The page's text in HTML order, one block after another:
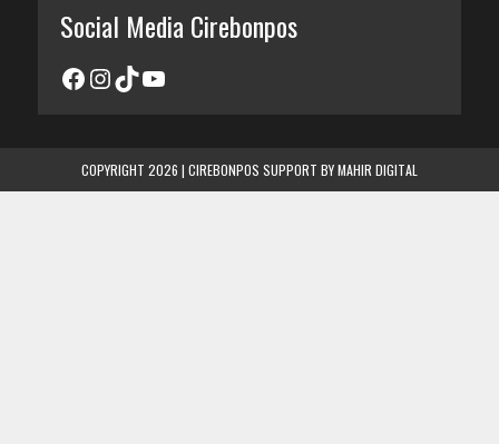
Social Media Cirebonpos
COPYRIGHT 2026 | CIREBONPOS SUPPORT BYMAHIR DIGITAL